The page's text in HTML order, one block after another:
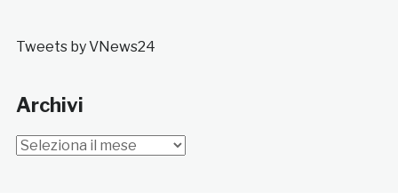
Tweets by VNews24
Archivi
Archivi